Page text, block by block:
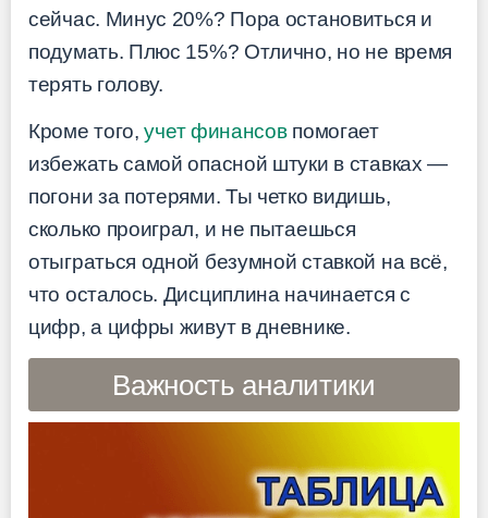
сейчас. Минус 20%? Пора остановиться и
подумать. Плюс 15%? Отлично, но не время
терять голову.
Кроме того,учет финансовпомогает
избежать самой опасной штуки в ставках —
погони за потерями. Ты четко видишь,
сколько проиграл, и не пытаешься
отыграться одной безумной ставкой на всё,
что осталось. Дисциплина начинается с
цифр, а цифры живут в дневнике.
Важность аналитики